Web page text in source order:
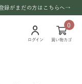
録がまだの方はこちらへ→
ログイン
0
買い物カゴ